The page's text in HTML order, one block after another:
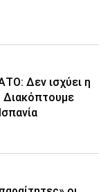
Δεν ισχύει η
Διακόπτουμε